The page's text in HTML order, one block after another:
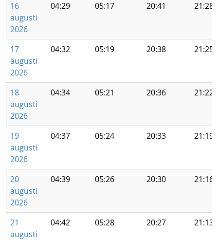
16
augusti
2026
04:29 05:17 20:41 21:28
17
augusti
2026
04:32 05:19 20:38 21:25
18
augusti
2026
04:34 05:21 20:36 21:22
19
augusti
2026
04:37 05:24 20:33 21:19
20
augusti
2026
04:39 05:26 20:30 21:16
21
augusti
04:42 05:28 20:27 21:13